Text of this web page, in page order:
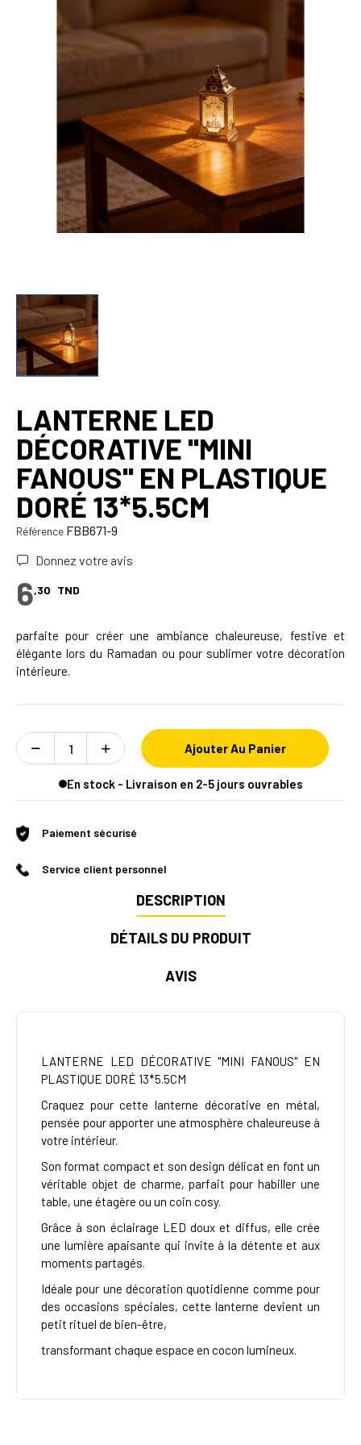
LANTERNE LED
DÉCORATIVE ''MINI
FANOUS'' EN PLASTIQUE
DORÉ 13*5.5CM
Référence FBB671-9
Donnez votre avis
6,30 TND
parfaite pour créer une ambiance chaleureuse, festive et
élégante lors du Ramadan ou pour sublimer votre décoration
intérieure.
Ajouter Au Panier
En stock - Livraison en 2-5 jours ouvrables
Paiement sécurisé
Service client personnel
DESCRIPTION
DÉTAILS DU PRODUIT
AVIS
LANTERNE LED DÉCORATIVE ''MINI FANOUS'' EN
PLASTIQUE DORÉ 13*5.5CM
Craquez pour cette lanterne décorative en métal,
pensée pour apporter une atmosphère chaleureuse à
votre intérieur.
Son format compact et son design délicat en font un
véritable objet de charme, parfait pour habiller une
table, une étagère ou un coin cosy.
Grâce à son éclairage LED doux et diffus, elle crée
une lumière apaisante qui invite à la détente et aux
moments partagés.
Idéale pour une décoration quotidienne comme pour
des occasions spéciales, cette lanterne devient un
petit rituel de bien-être,
transformant chaque espace en cocon lumineux.